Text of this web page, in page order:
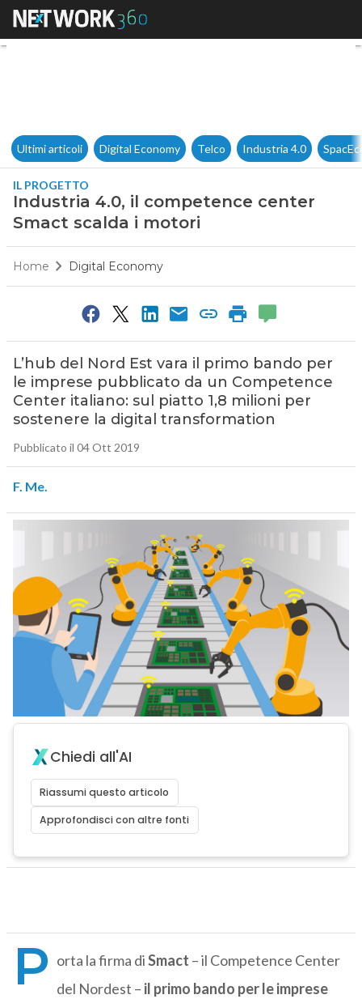
Industria 4.0, il competence
Ultimi articoli Digital Economy Telco Industria 4.0
IL PROGETTO
Industria 4.0, il competence center
Smact scalda i motori
Home Digital Economy
L’hub del Nord Est vara il primo bando per
le imprese pubblicato da un Competence
Center italiano: sul piatto 1,8 milioni per
sostenere la digital transformation
Pubblicato il 04 Ott 2019
F. Me.
Chiedi all'AI
Riassumi questo articolo
Approfondisci con altre fonti
P orta la firma diSmact – il Competence Center
del Nordest – il primo bando per le imprese